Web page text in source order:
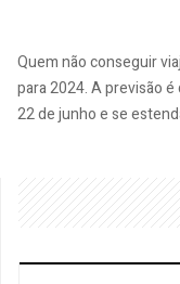
Quem não conseguir
para 2024. A previsão
22 de junho e se